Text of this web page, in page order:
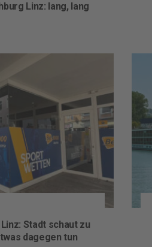
Linz: lang, lang
Stadt schaut zu
dagegen tun